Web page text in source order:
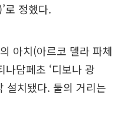
로 정했다.
아치(아르코 델라 파체
담페초 ‘디보나 광
설치됐다. 둘의 거리는